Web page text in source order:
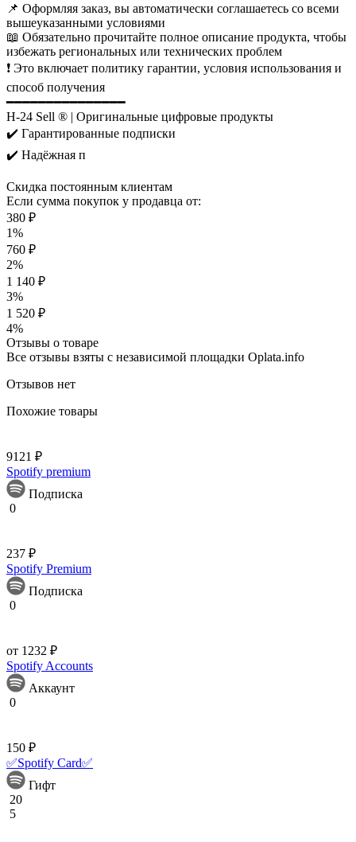
📌 Оформляя заказ, вы автоматически соглашаетесь со всеми
вышеуказанными условиями
📖 Обязательно прочитайте полное описание продукта, чтобы
избежать региональных или технических проблем
❗ Это включает политику гарантии, условия использования и
способ получения
━━━━━━━━━━━━━━━
H-24 Sell ® | Оригинальные цифровые продукты
✔️ Гарантированные подписки
✔️ Надёжная п
Скидка постоянным клиентам
Если сумма покупок у продавца от:
380 ₽
1%
760 ₽
2%
1 140 ₽
3%
1 520 ₽
4%
Отзывы о товаре
Все отзывы взяты с независимой площадки Oplata.info
Отзывов нет
Похожие товары
9121 ₽
Spotify premium
Подписка
0
237 ₽
Spotify Premium
Подписка
0
от 1232 ₽
Spotify Accounts
Аккаунт
0
150 ₽
✅Spotify Card✅
Гифт
20
5